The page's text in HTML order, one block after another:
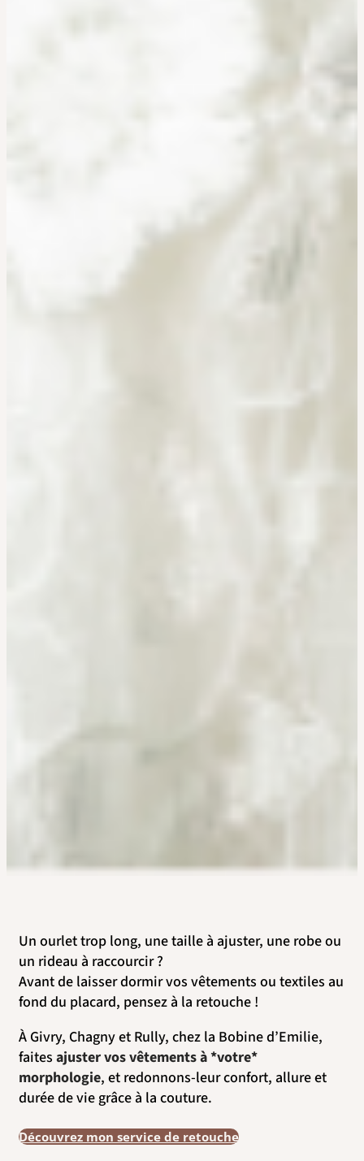
Un ourlet trop long, une taille à ajuster, une robe ou
un rideau à raccourcir ?
Avant de laisser dormir vos vêtements ou textiles au
fond du placard, pensez à la retouche !
À Givry, Chagny et Rully, chez la Bobine d’Emilie,
faites ajuster vos vêtements à *votre*
morphologie, et redonnons-leur confort, allure et
durée de vie grâce à la couture.
Découvrez mon service de retouche